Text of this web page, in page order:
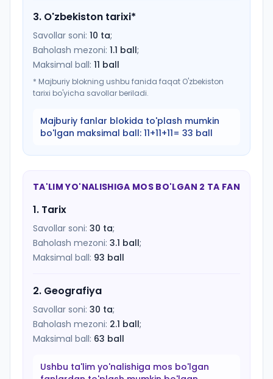
3. O'zbekiston tarixi*
Savollar soni: 10 ta;
Baholash mezoni: 1.1 ball;
Maksimal ball: 11 ball
* Majburiy blokning ushbu fanida faqat O'zbekiston
tarixi bo'yicha savollar beriladi.
Majburiy fanlar blokida to'plash mumkin
bo'lgan maksimal ball: 11+11+11= 33 ball
TA'LIM YO'NALISHIGA MOS BO'LGAN 2 TA FAN
1. Tarix
Savollar soni: 30 ta;
Baholash mezoni: 3.1 ball;
Maksimal ball: 93 ball
2. Geografiya
Savollar soni: 30 ta;
Baholash mezoni: 2.1 ball;
Maksimal ball: 63 ball
Ushbu ta'lim yo'nalishiga mos bo'lgan